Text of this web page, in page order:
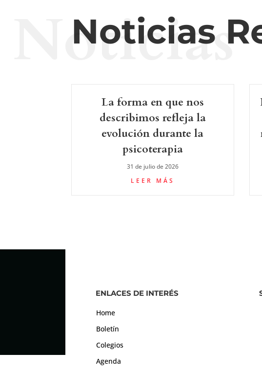
Noticias
Noticias
La forma en que nos
describimos refleja la
evolución durante la
psicoterapia
31 de julio de 2026
LEER MÁS
ENLACES DE INTERÉS
Home
Boletín
Colegios
Agenda